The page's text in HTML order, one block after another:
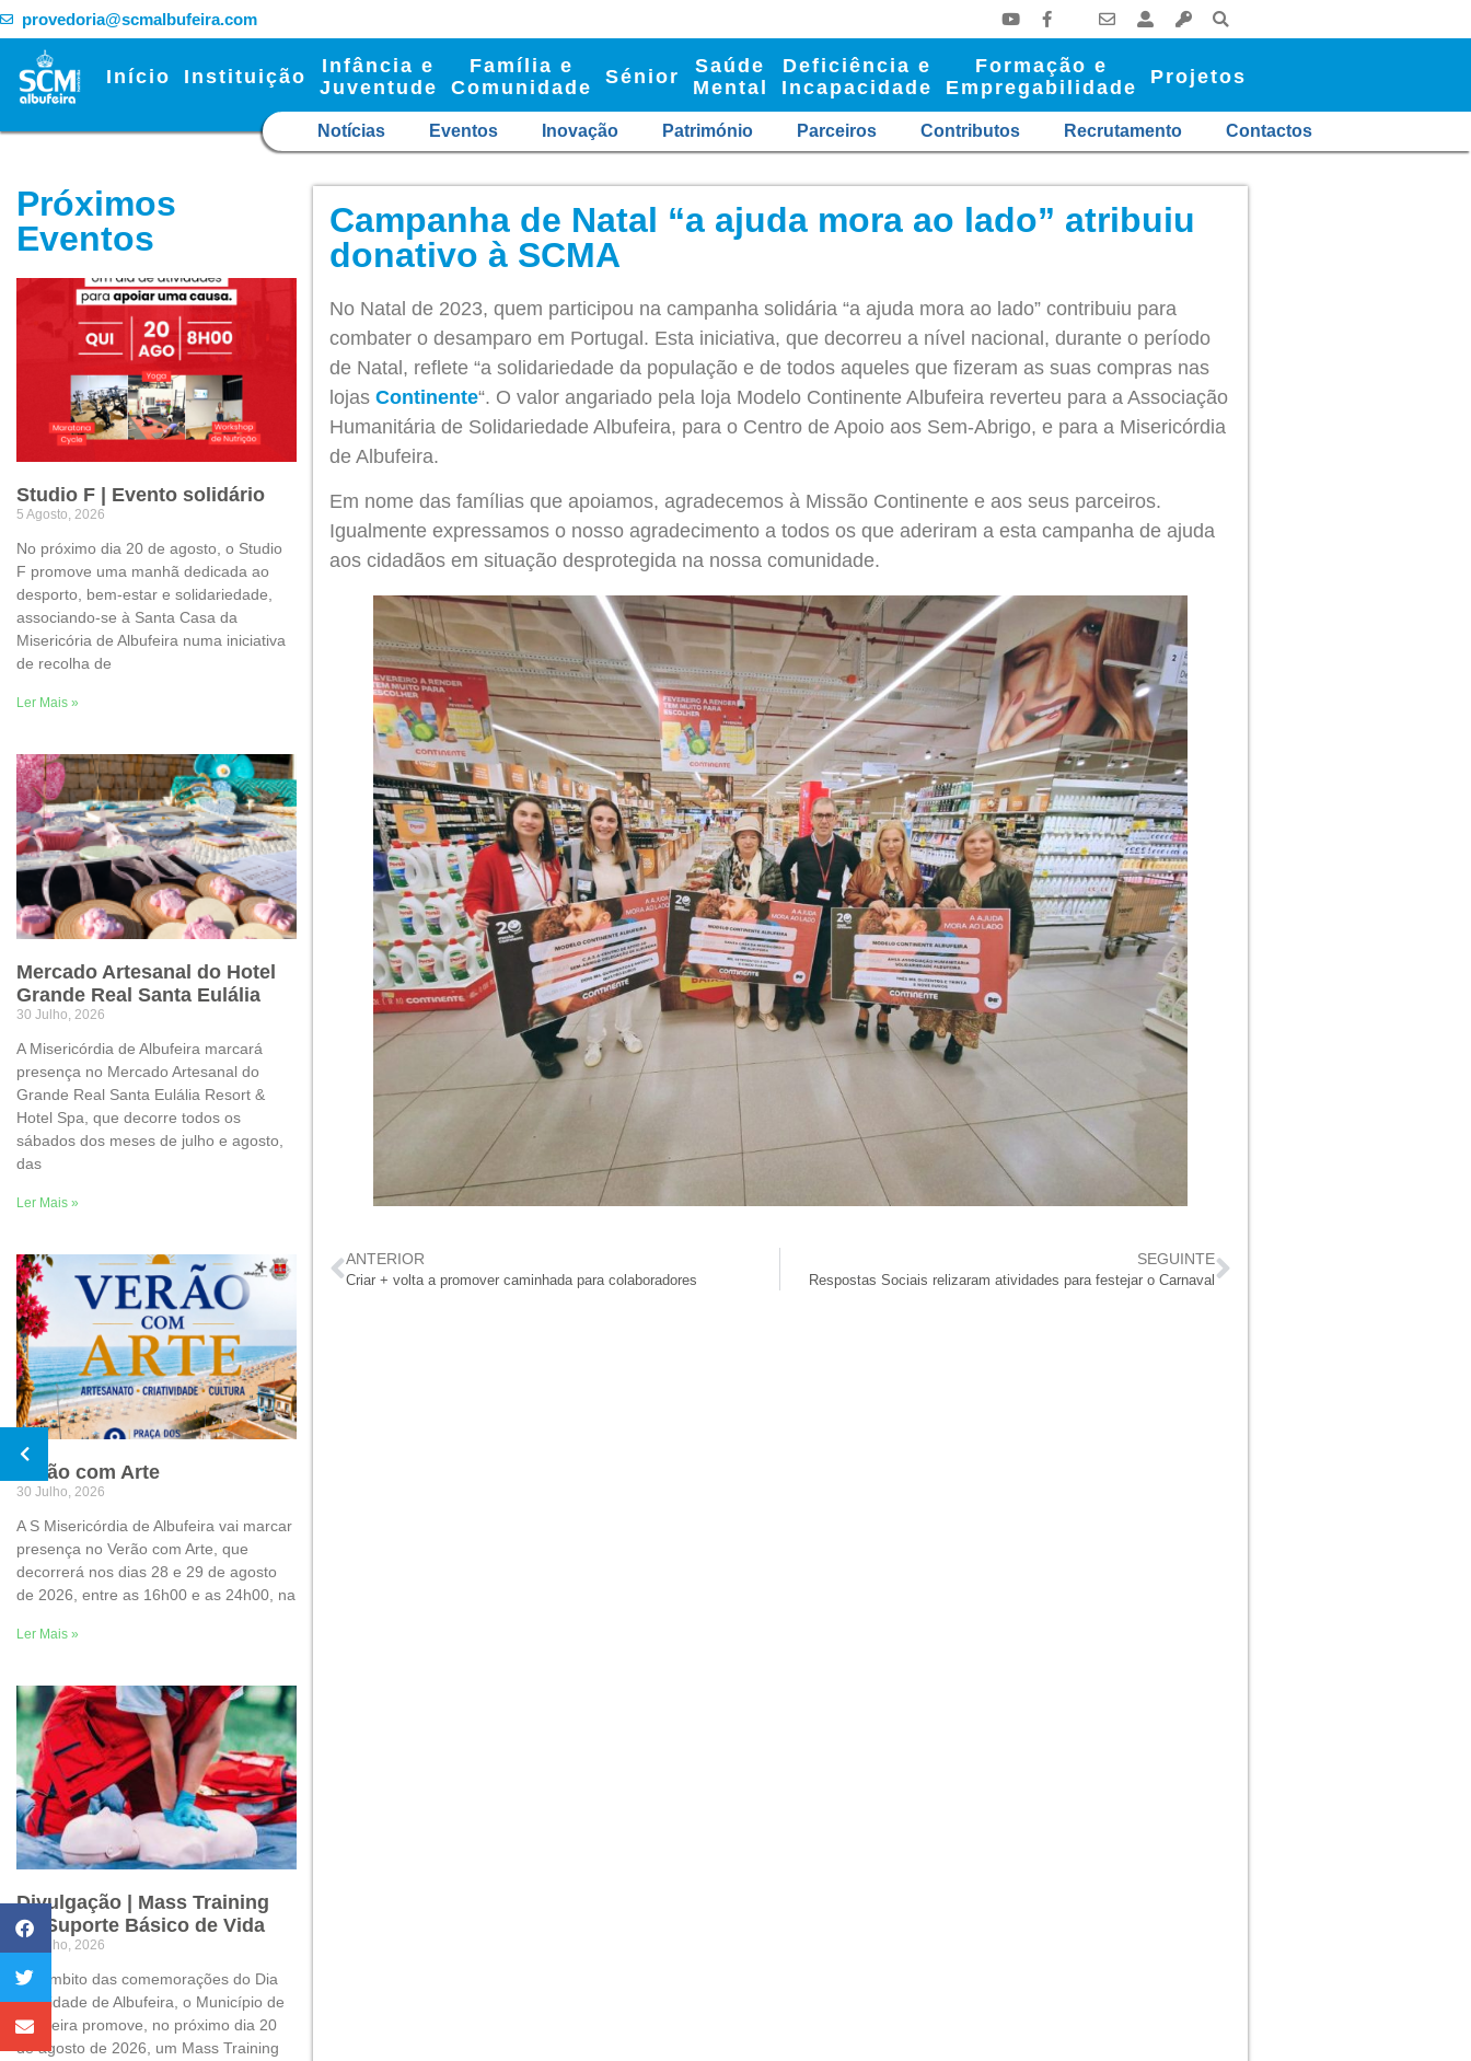
provedoria@scmalbufeira.com
Início Instituição
Infância e
Juventude
Família e
Comunidade
Sénior
Saúde
Mental
Deficiência e
Incapacidade
Formação e
Empregabilidade
Projetos
Notícias Eventos Inovação Património Parceiros Contributos Recrutamento Contactos
Próximos
Eventos
Studio F | Evento solidário
5 Agosto, 2026
No próximo dia 20 de agosto, o Studio
F promove uma manhã dedicada ao
desporto, bem-estar e solidariedade,
associando-se à Santa Casa da
Misericória de Albufeira numa iniciativa
de recolha de
Ler Mais »
Mercado Artesanal do Hotel
Grande Real Santa Eulália
30 Julho, 2026
A Misericórdia de Albufeira marcará
presença no Mercado Artesanal do
Grande Real Santa Eulália Resort &
Hotel Spa, que decorre todos os
sábados dos meses de julho e agosto,
das
Ler Mais »
Verão com Arte
30 Julho, 2026
A S Misericórdia de Albufeira vai marcar
presença no Verão com Arte, que
decorrerá nos dias 28 e 29 de agosto
de 2026, entre as 16h00 e as 24h00, na
Ler Mais »
Divulgação | Mass Training
de Suporte Básico de Vida
22 Julho, 2026
No âmbito das comemorações do Dia
da Cidade de Albufeira, o Município de
Albufeira promove, no próximo dia 20
de agosto de 2026, um Mass Training
Campanha de Natal “a ajuda mora ao lado” atribuiu
donativo à SCMA
No Natal de 2023, quem participou na campanha solidária “a ajuda mora ao lado” contribuiu para
combater o desamparo em Portugal. Esta iniciativa, que decorreu a nível nacional, durante o período
de Natal, reflete “a solidariedade da população e de todos aqueles que fizeram as suas compras nas
lojas Continente“. O valor angariado pela loja Modelo Continente Albufeira reverteu para a Associação
Humanitária de Solidariedade Albufeira, para o Centro de Apoio aos Sem-Abrigo, e para a Misericórdia
de Albufeira.
Em nome das famílias que apoiamos, agradecemos à Missão Continente e aos seus parceiros.
Igualmente expressamos o nosso agradecimento a todos os que aderiram a esta campanha de ajuda
aos cidadãos em situação desprotegida na nossa comunidade.
ANTERIOR
Criar + volta a promover caminhada para colaboradores
SEGUINTE
Respostas Sociais relizaram atividades para festejar o Carnaval